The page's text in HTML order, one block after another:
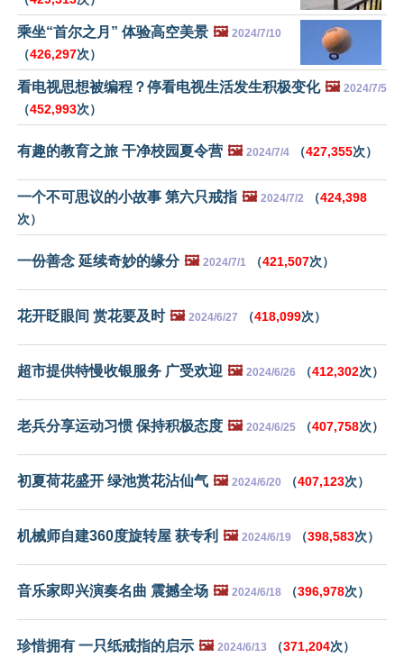
乘坐“首尔之月” 体验高空美景 🖼️ 2024/7/10
（426,297次）
看电视思想被编程？停看电视生活发生积极变化 🖼️ 2024/7/5
（452,993次）
有趣的教育之旅 干净校园夏令营 🖼️ 2024/7/4 （427,355次）
一个不可思议的小故事 第六只戒指 🖼️ 2024/7/2 （424,398
次）
一份善念 延续奇妙的缘分 🖼️ 2024/7/1 （421,507次）
花开眨眼间 赏花要及时 🖼️ 2024/6/27 （418,099次）
超市提供特慢收银服务 广受欢迎 🖼️ 2024/6/26 （412,302次）
老兵分享运动习惯 保持积极态度 🖼️ 2024/6/25 （407,758次）
初夏荷花盛开 绿池赏花沾仙气 🖼️ 2024/6/20 （407,123次）
机械师自建360度旋转屋 获专利 🖼️ 2024/6/19 （398,583次）
音乐家即兴演奏名曲 震撼全场 🖼️ 2024/6/18 （396,978次）
珍惜拥有 一只纸戒指的启示 🖼️ 2024/6/13 （371,204次）